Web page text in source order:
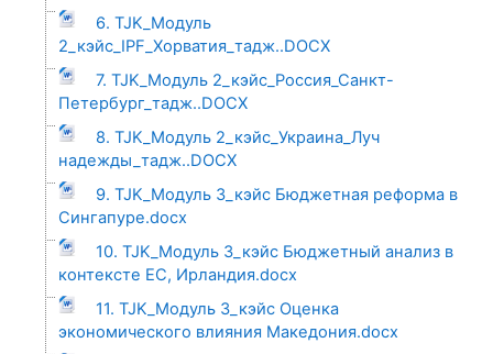
6. TJK_Модуль
2_кэйс_IPF_Хорватия_тадж..DOCX
7. TJK_Модуль 2_кэйс_Россия_Санкт-
Петербург_тадж..DOCX
8. TJK_Модуль 2_кэйс_Украина_Луч
надежды_тадж..DOCX
9. TJK_Модуль 3_кэйс Бюджетная реформа в
Сингапуре.docx
10. TJK_Модуль 3_кэйс Бюджетный анализ в
контексте ЕС, Ирландия.docx
11. TJK_Модуль 3_кэйс Оценка
экономического влияния Македония.docx